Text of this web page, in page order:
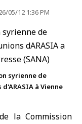
05/12 1:36 PM
syrienne de
à Vienne
la Commission